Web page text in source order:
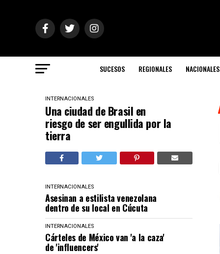
SUCESOS REGIONALES NACIONALES
INTERNACIONALES
Una ciudad de Brasil en
riesgo de ser engullida por la
tierra
INTERNACIONALES
Asesinan a estilista venezolana
dentro de su local en Cúcuta
INTERNACIONALES
Cárteles de México van 'a la caza'
de 'influencers'